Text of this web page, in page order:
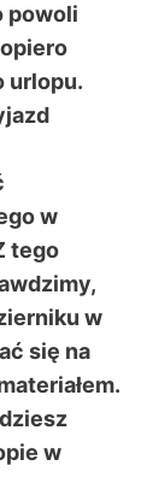
powoli
urlopu.
w
tego
w
się na
w